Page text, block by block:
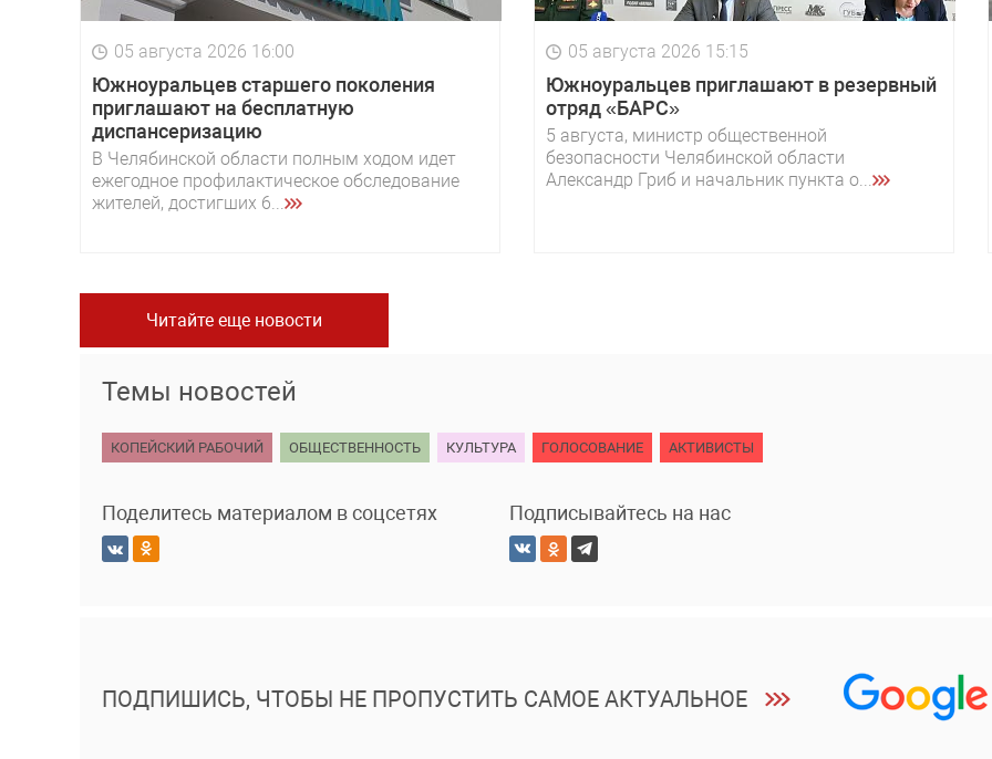
05 августа 2026 16:00
Южноуральцев старшего поколения
приглашают на бесплатную
диспансеризацию
В Челябинской области полным ходом идет
ежегодное профилактическое обследование
жителей, достигших 6...
05 августа 2026 15:15
Южноуральцев приглашают в резервный
отряд «БАРС»
5 августа, министр общественной
безопасности Челябинской области
Александр Гриб и начальник пункта о...
Читайте еще новости
Темы новостей
КОПЕЙСКИЙ РАБОЧИЙ ОБЩЕСТВЕННОСТЬ КУЛЬТУРА ГОЛОСОВАНИЕ АКТИВИСТЫ
Поделитесь материалом в соцсетях Подписывайтесь на нас
ПОДПИШИСЬ, ЧТОБЫ НЕ ПРОПУСТИТЬ САМОЕ АКТУАЛЬНОЕ